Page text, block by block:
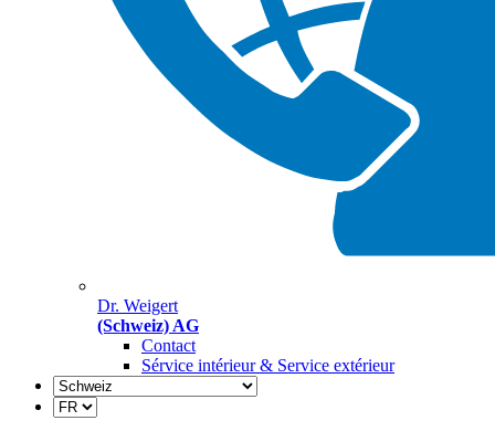
Dr. Weigert
(Schweiz) AG
Contact
Sérvice intérieur & Service extérieur